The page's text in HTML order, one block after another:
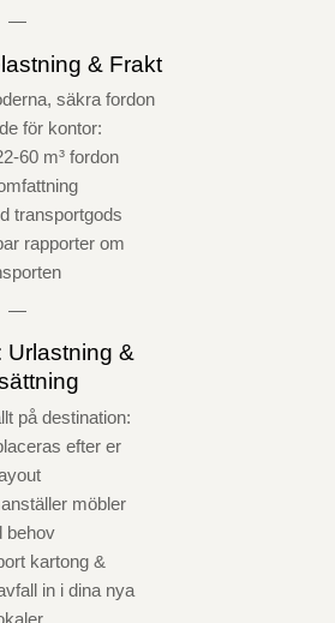
—
& Frakt
säkra fordon
för kontor:
60 m³ fordon
transportgods
rapporter om
—
Urlastning &
på destination:
efter er
möbler
behov
kartong &
in i dina nya